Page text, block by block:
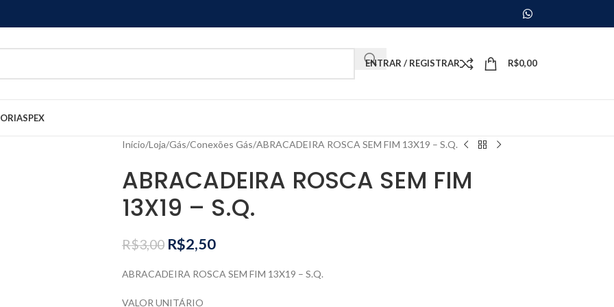
ENTRAR / REGISTRAR R$0,00
PEX
Início Loja Gás Conexões Gás ABRACADEIRA ROSCA SEM FIM 13X19 – S.Q.
ABRACADEIRA ROSCA SEM FIM
13X19 – S.Q.
R$3,00 R$2,50
ABRACADEIRA ROSCA SEM FIM 13X19 – S.Q.
VALOR UNITÁRIO